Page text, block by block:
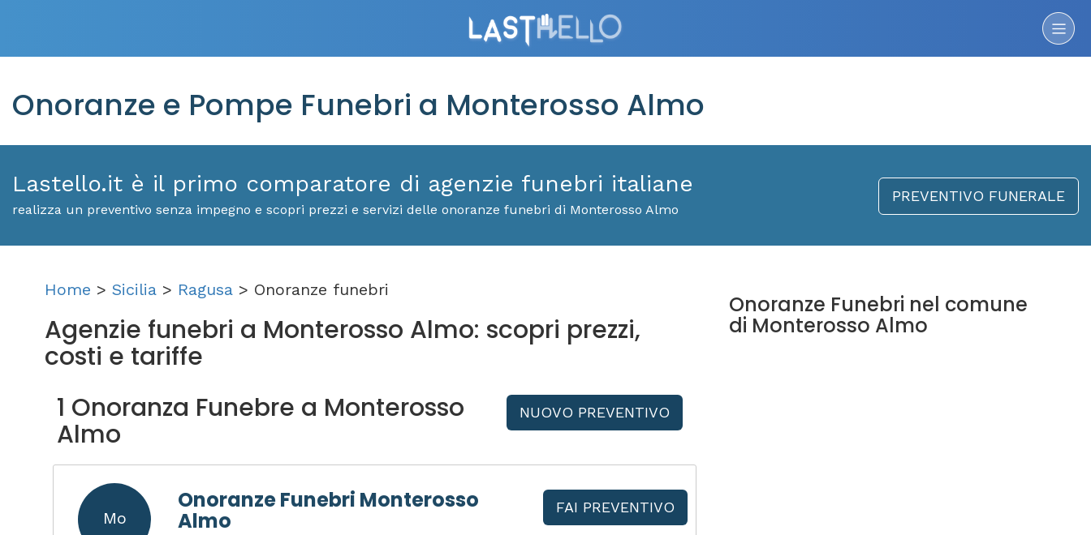
Onoranze e Pompe Funebri a Monterosso Almo
Lastello.it è il primo comparatore di agenzie funebri italiane
realizza un preventivo senza impegno e scopri prezzi e servizi delle onoranze funebri di Monterosso Almo
PREVENTIVO FUNERALE
Home > Sicilia > Ragusa > Onoranze funebri
Agenzie funebri a Monterosso Almo: scopri prezzi,
costi e tariffe
1 Onoranza Funebre a Monterosso
Almo
NUOVO PREVENTIVO
Mo
Onoranze Funebri Monterosso
Almo
FAI PREVENTIVO
Onoranze Funebri nel comune
di Monterosso Almo